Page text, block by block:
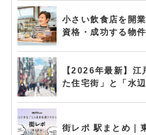
小さい飲食店を開
資格・成功する物
【2026年最新】江
た住宅街」と「水
街レポ 駅まとめ｜